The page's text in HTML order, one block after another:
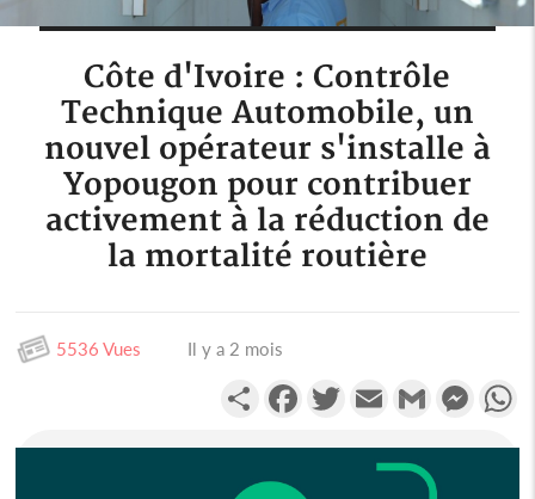
Côte d'Ivoire : Contrôle
Technique Automobile, un
nouvel opérateur s'installe à
Yopougon pour contribuer
activement à la réduction de
la mortalité routière
5536 Vues Il y a 2 mois
PartagerFacebookTwitterEmail Gmail